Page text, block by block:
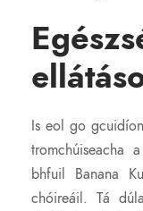
Is eol go
tromchúiseacha
bhfuil Banana
chóireáil. Tá